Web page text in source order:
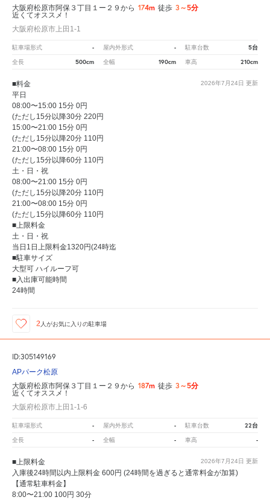
大阪府松原市阿保３丁目１ー２９から 174m 徒歩 3～5分
近くてオススメ！
大阪府松原市上田1-1
駐車場形式 - 屋内外形式 - 駐車台数 5台
全長 500cm 全幅 190cm 車高 210cm
2026年7月24日 更新
■料金
平日
08:00〜15:00 15分 0円
(ただし15分以降30分 220円
15:00〜21:00 15分 0円
(ただし15分以降20分 110円
21:00〜08:00 15分 0円
(ただし15分以降60分 110円
土・日・祝
08:00〜21:00 15分 0円
(ただし15分以降20分 110円
21:00〜08:00 15分 0円
(ただし15分以降60分 110円
■上限料金
土・日・祝
当日1日上限料金1320円(24時迄
■駐車サイズ
大型可 ハイルーフ可
■入出庫可能時間
24時間
2 人がお気に入りの駐車場
ID:305149169
APパーク松原
大阪府松原市阿保３丁目１ー２９から 187m 徒歩 3～5分
近くてオススメ！
大阪府松原市上田1-1-6
駐車場形式 - 屋内外形式 - 駐車台数 22台
全長 - 全幅 - 車高 -
2026年7月24日 更新
■上限料金
入庫後24時間以内上限料金 600円 (24時間を過ぎると通常料金が加算)
【通常駐車料金】
8:00〜21:00 100円 30分